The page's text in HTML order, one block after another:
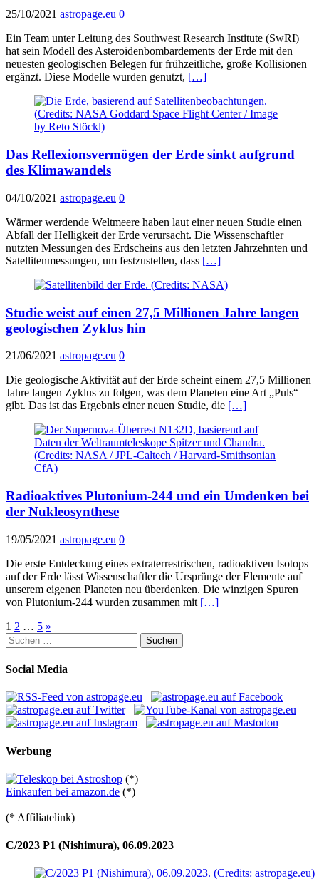
25/10/2021 astropage.eu 0
Ein Team unter Leitung des Southwest Research Institute (SwRI)
hat sein Modell des Asteroidenbombardements der Erde mit den
neuesten geologischen Belegen für frühzeitliche, große Kollisionen
ergänzt. Diese Modelle wurden genutzt, […]
Das Reflexionsvermögen der Erde sinkt aufgrund
des Klimawandels
04/10/2021 astropage.eu 0
Wärmer werdende Weltmeere haben laut einer neuen Studie einen
Abfall der Helligkeit der Erde verursacht. Die Wissenschaftler
nutzten Messungen des Erdscheins aus den letzten Jahrzehnten und
Satellitenmessungen, um festzustellen, dass […]
Studie weist auf einen 27,5 Millionen Jahre langen
geologischen Zyklus hin
21/06/2021 astropage.eu 0
Die geologische Aktivität auf der Erde scheint einem 27,5 Millionen
Jahre langen Zyklus zu folgen, was dem Planeten eine Art „Puls“
gibt. Das ist das Ergebnis einer neuen Studie, die […]
Radioaktives Plutonium-244 und ein Umdenken bei
der Nukleosynthese
19/05/2021 astropage.eu 0
Die erste Entdeckung eines extraterrestrischen, radioaktiven Isotops
auf der Erde lässt Wissenschaftler die Ursprünge der Elemente auf
unserem eigenen Planeten neu überdenken. Die winzigen Spuren
von Plutonium-244 wurden zusammen mit […]
Seitennummerierung
der
Beiträge
1 2 … 5 »
Suchen
nach:
Social Media
Werbung
(*)
Einkaufen bei amazon.de (*)
(* Affiliatelink)
C/2023 P1 (Nishimura), 06.09.2023